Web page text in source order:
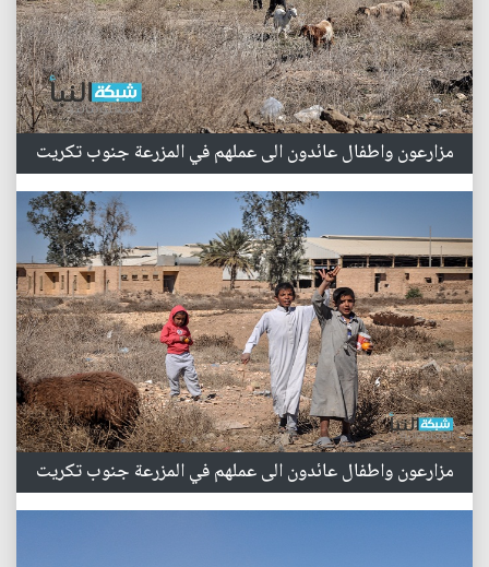
مزارعون واطفال عائدون الى عملهم في المزرعة جنوب تكريت
مزارعون واطفال عائدون الى عملهم في المزرعة جنوب تكريت